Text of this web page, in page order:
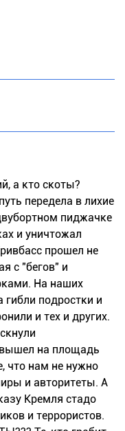
а кто скоты?
передела в лихие
пиджачке
и уничтожал
прошел не
с "бегов" и
На наших
гибли подростки и
и тех и других.
вышел на площадь
что нам не нужно
и авторитеты. А
Кремля стадо
и террористов.